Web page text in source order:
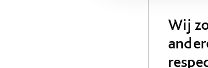
Wij